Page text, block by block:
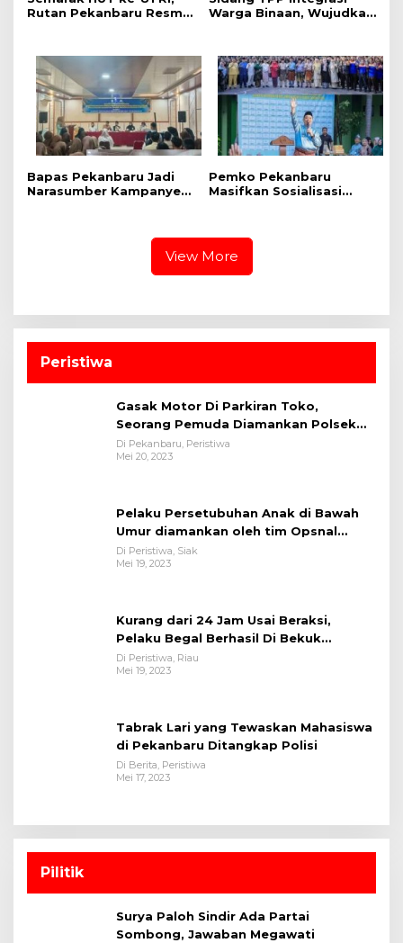
Rutan Pekanbaru Resmi
Warga Binaan, Wujudkan
Akuntabel
Bapas Pekanbaru Jadi
Narasumber Kampanye
‎Pemko Pekanbaru
Masifkan Sosialisasi
View More
Peristiwa
Gasak Motor Di Parkiran Toko,
Seorang Pemuda Diamankan Polsek
Bukit Raya
Di Pekanbaru, Peristiwa
Mei 20, 2023
Pelaku Persetubuhan Anak di Bawah
Umur diamankan oleh tim Opsnal
Polsek Tualang-Polres Siak-Polda Riau
Di Peristiwa, Siak
Mei 19, 2023
Kurang dari 24 Jam Usai Beraksi,
Pelaku Begal Berhasil Di Bekuk
Satreskrim Polres Kuansing
Di Peristiwa, Riau
Mei 19, 2023
Tabrak Lari yang Tewaskan Mahasiswa
di Pekanbaru Ditangkap Polisi
Di Berita, Peristiwa
Mei 17, 2023
Pilitik
Surya Paloh Sindir Ada Partai
Sombong, Jawaban Megawati